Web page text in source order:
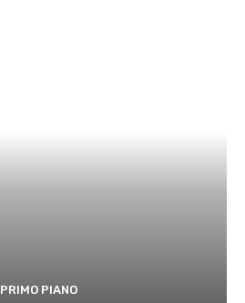
PRIMO PIANO